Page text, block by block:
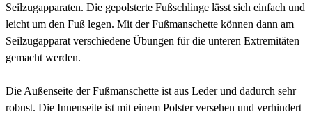
Seilzugapparaten. Die gepolsterte Fußschlinge lässt sich einfach und
leicht um den Fuß legen. Mit der Fußmanschette können dann am
Seilzugapparat verschiedene Übungen für die unteren Extremitäten
gemacht werden.
Die Außenseite der Fußmanschette ist aus Leder und dadurch sehr
robust. Die Innenseite ist mit einem Polster versehen und verhindert